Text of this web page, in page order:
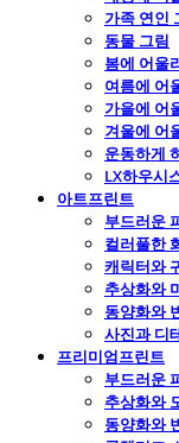
가족 연인
동물 그림
봄에 어울
여름에 어
가을에 어
겨울에 어
운동하게
LX하우시
아트프린트
부드러운
컬러풀한
캐릭터와
추상화와
동양화와
사진과 디
프리미엄프린트
부드러운
추상화와
동양화와